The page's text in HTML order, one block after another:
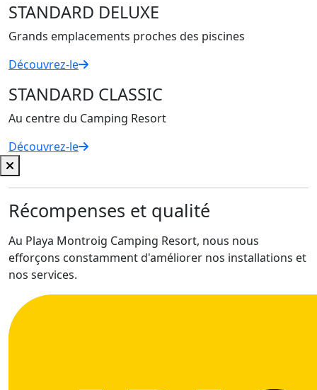
STANDARD DELUXE
Grands emplacements proches des piscines
Découvrez-le
STANDARD CLASSIC
Au centre du Camping Resort
Découvrez-le
Récompenses et qualité
Au Playa Montroig Camping Resort, nous nous
efforçons constamment d'améliorer nos installations et
nos services.